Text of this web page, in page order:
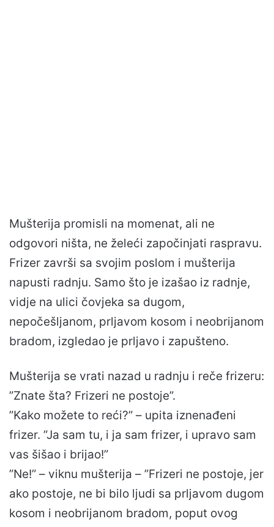
Mušterija promisli na momenat, ali ne
odgovori ništa, ne želeći započinjati raspravu.
Frizer završi sa svojim poslom i mušterija
napusti radnju. Samo što je izašao iz radnje,
vidje na ulici čovjeka sa dugom,
nepočešljanom, prljavom kosom i neobrijanom
bradom, izgledao je prljavo i zapušteno.
Mušterija se vrati nazad u radnju i reče frizeru:
”Znate šta? Frizeri ne postoje”.
”Kako možete to reći?” – upita iznenađeni
frizer. ”Ja sam tu, i ja sam frizer, i upravo sam
vas šišao i brijao!”
”Ne!” – viknu mušterija – ”Frizeri ne postoje, jer
ako postoje, ne bi bilo ljudi sa prljavom dugom
kosom i neobrijanom bradom, poput ovog